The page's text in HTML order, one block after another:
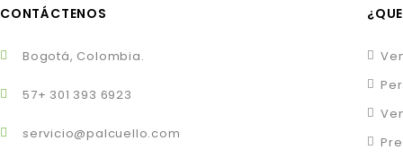
CONTÁCTENOS
Bogotá, Colombia.
57+ 301 393 6923
servicio@palcuello.com